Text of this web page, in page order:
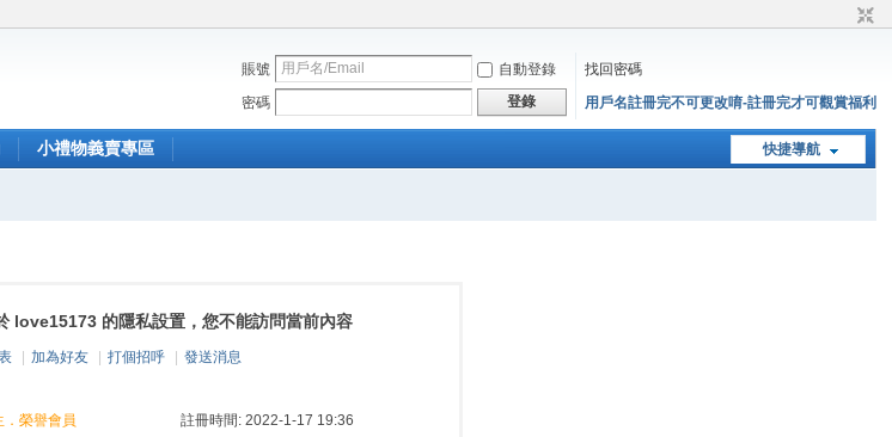
賬號 自動登錄
找回密碼
密碼
登錄 用戶名註冊完不可更改唷-註冊完才可觀賞福利
快捷導航
小禮物義賣專區
love15173 的隱私設置，您不能訪問當前內容
加為好友 打個招呼
發送消息
．榮譽會員
註冊時間: 2022-1-17 19:36